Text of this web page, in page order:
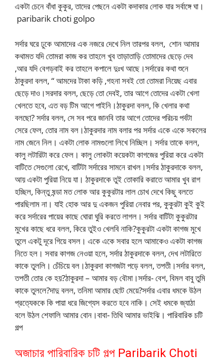
একটা চেনে বাঁধা কুকুর, তাদের পেছনে একটা কদাকার লোক যার সর্বাঙ্গে ঘা।
paribarik choti golpo
সর্দার ঘরে ঢুকে আমাদের এক নজরে দেখে নিল তারপর বলল, শোন আমার
কথামত যদি তোমরা কাজ কর তাহলে খুব তাড়াতাড়ি তোমাদের ছেড়ে দেব
,আর যদি বেগড়বাই কর তাহলে কপালে দুঃখ আছে।সর্দারের কথা শুনে
ঠাকুরদা বলল, “ আমদের টাকা কড়ি ,গহনা সবই তো তোমরা নিয়েছ এবার
ছেড়ে দাও।সরদার বলল, ছেড়ে তো দেবই, তার আগে তোদের একটা খেলা
খেলতে হবে, এত বড় টিম আগে পাইনি।ঠাকুরদা বলল, কি খেলার কথা
বলছো? সর্দার বলল, সে সব পরে জানবি তার আগে তোদের পরিচয় পর্বটা
সেরে ফেল, তোর নাম বল।ঠাকুরদার নাম বলার পর সর্দার একে একে সকলের
নাম জেনে নিল। একটা লোক নামগুলো লিখে নিচ্ছিল। সর্দার তাকে বলল,
কালু লটারিটা করে ফেল। কালু লোকটা কয়েকটা কাগজের পুরিয়া করে একটা
বাটিতে সেগুলো রেখে, বাটিটা সর্দারের সামনে রাখল।সর্দার ঠাকুরদাকে বলল,
আয় একটা পুরিয়া নিয়ে যা। ঠাকুরদাকে তুই তোকারি করাতে আমার খুব রাগ
হচ্ছিল, কিন্তু ষন্ডা মত লোক আর কুকুরটার লাল চোখ দেখে কিছু বলতে
পারছিলাম না। যাই হোক আর দু একজন পুরিয়া নেবার পর, কুকুরটা কুই কুই
করে সর্দারের পায়ের কাছে ঘোরা ঘুরি করতে লাগল। সর্দার বাটিটা কুকুরটার
মুখের কাছে ধরে বলল, কিরে তুইও খেলবি নাকি?কুকুরটা একটা কাগজ মুখে
তুলে একটু দূরে গিয়ে বসল। একে একে সবার হলে আমাকেও একটা কাগজ
নিতে হল। সবার কাগজ নেওয়া হলে, সর্দার ঠাকুরদাকে বলল, দেখ লটারিতে
কাকে তুললি। চেঁচিয়ে বল।ঠাকুরদা কাগজটা পড়ে বলল, তপতী।সর্দার বলল,
তপতী তোর কে হয়?ঠাকুরদা – আমার বড় বৌমা।সর্দার- বেশ, বিমল বাবু তুমি
কাকে তুললে?দাদু বলল, তনিমা আমার ছোট মেয়ে?সর্দার এবার ধমকে উঠল
প্রত্যেককে কি পায়া ধরে জিগ্যেস করতে হবে নাকি। সেই ধমকে জ্যাঠা
বলে উঠল শেফালি আমার বোন।বাবা- তিথি আমার ভাইঝি। পারিবারিক চটি
গল্প
অজাচার পারিবারিক চটি গল্প Paribarik Choti